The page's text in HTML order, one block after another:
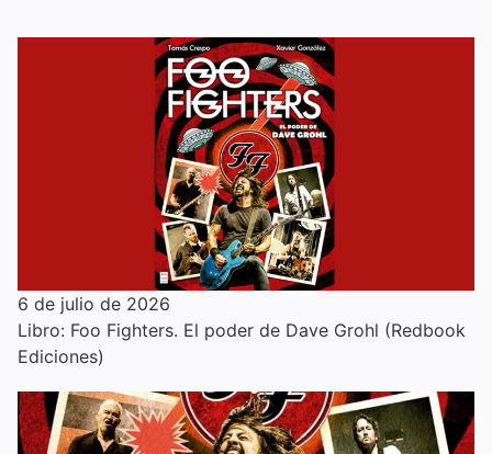
6 de julio de 2026
Libro: Foo Fighters. El poder de Dave Grohl (Redbook
Ediciones)